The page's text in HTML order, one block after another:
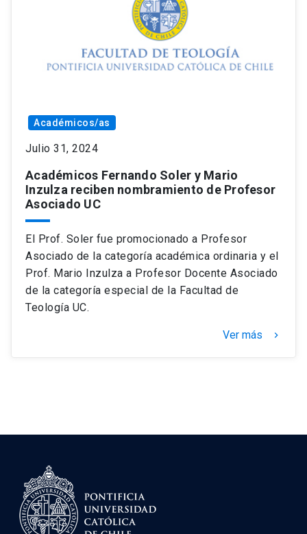
Académicos/as
Julio 31, 2024
Académicos Fernando Soler y Mario
Inzulza reciben nombramiento de Profesor
Asociado UC
El Prof. Soler fue promocionado a Profesor
Asociado de la categoría académica ordinaria y el
Prof. Mario Inzulza a Profesor Docente Asociado
de la categoría especial de la Facultad de
Teología UC.
Ver más keyboard_arrow_right